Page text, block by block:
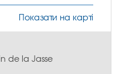
Показати на карті
de la Jasse